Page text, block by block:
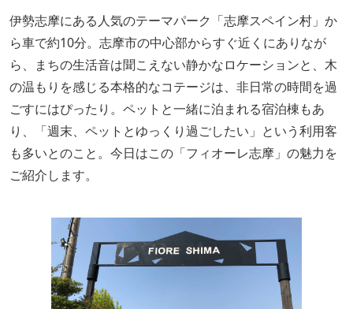
伊勢志摩にある人気のテーマパーク「志摩スペイン村」か
ら車で約10分。志摩市の中心部からすぐ近くにありなが
ら、まちの生活音は聞こえない静かなロケーションと、木
の温もりを感じる本格的なコテージは、非日常の時間を過
ごすにはぴったり。ペットと一緒に泊まれる宿泊棟もあ
り、「週末、ペットとゆっくり過ごしたい」という利用客
も多いとのこと。今日はこの「フィオーレ志摩」の魅力を
ご紹介します。